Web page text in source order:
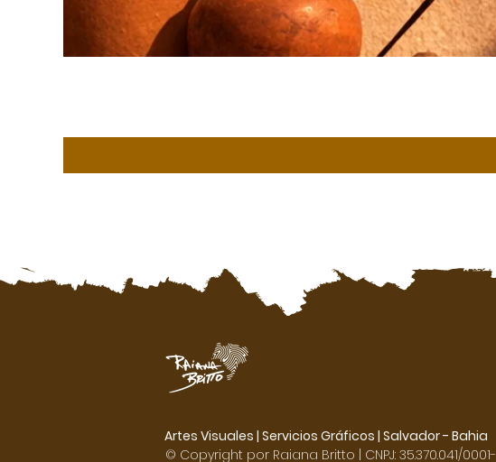
Artes Visuales | Servicios Gráficos | Salvador - Bahia
© Copyright por Raiana Britto | CNPJ: 35.370.041/0001-